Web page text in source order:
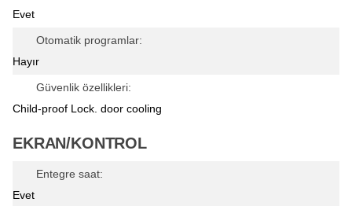
Evet
Otomatik programlar:
Hayır
Güvenlik özellikleri:
Child-proof Lock. door cooling
EKRAN/KONTROL
Entegre saat:
Evet